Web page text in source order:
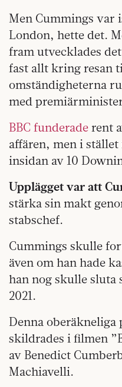
Men Cummings var
London, hette det.
fram utvecklades
fast allt kring resan
omständigheterna
med
BBC funderade rent
affären, men i
insidan av 10
Upplägget var att
stärka sin makt
stabschef.
Cummings skulle
även om han hade
han nog skulle sluta
2021.
Denna
skildrades i filmen
av Benedict
Machiavelli.